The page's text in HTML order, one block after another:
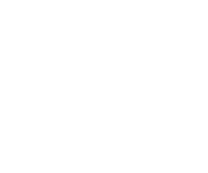
литий-ионных аккумуляторных
PowerShare: с линейками 20V, 40V и 80V.